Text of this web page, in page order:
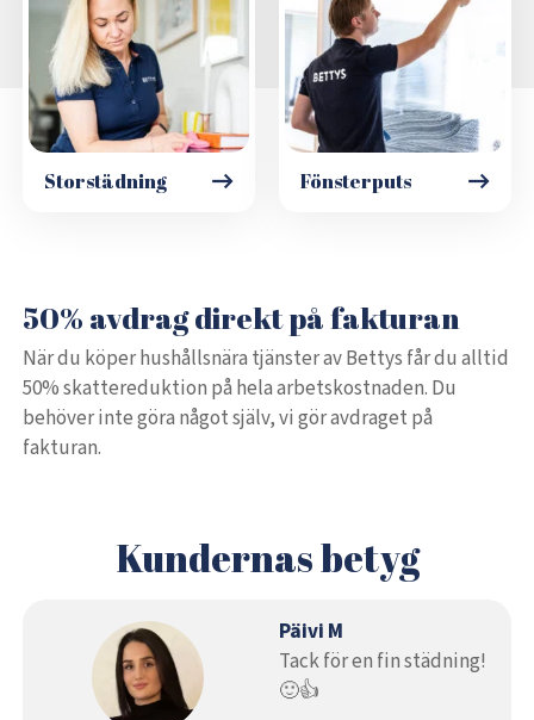
Storstädning Fönsterputs
50% avdrag direkt på fakturan
När du köper hushållsnära tjänster av Bettys får du alltid
50% skattereduktion på hela arbetskostnaden. Du
behöver inte göra något själv, vi gör avdraget på
fakturan.
Kundernas betyg
Päivi M
Tack för en fin städning!
🙂👍